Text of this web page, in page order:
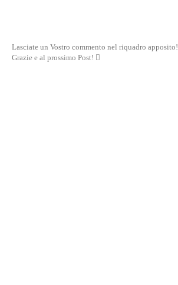
Lasciate un Vostro commento nel riquadro apposito!
Grazie e al prossimo Post! 